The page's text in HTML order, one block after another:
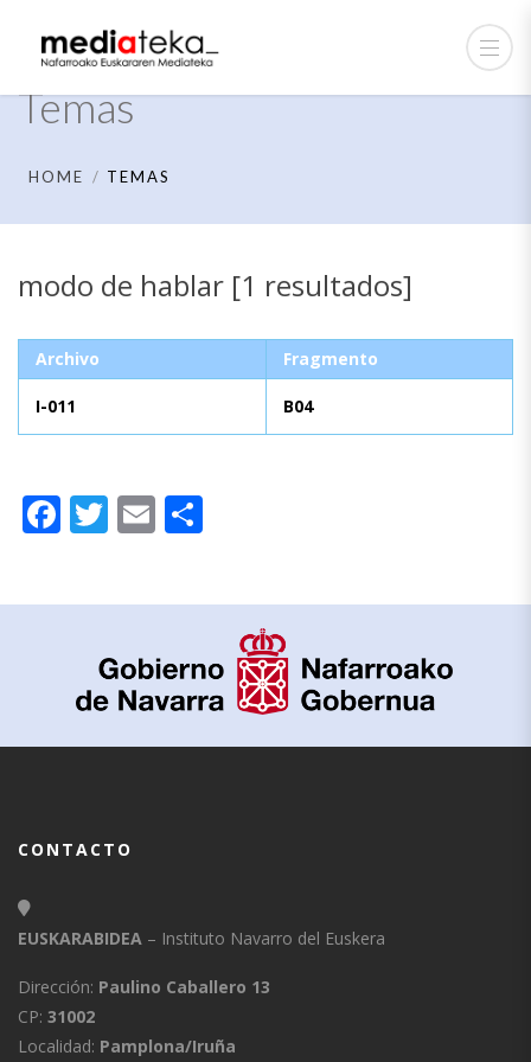
Temas
HOME TEMAS
modo de hablar [1 resultados]
Archivo Fragmento
I-011 B04
Facebook
Twitter
Email
CONTACTO
EUSKARABIDEA – Instituto Navarro del Euskera
Dirección: Paulino Caballero 13
CP: 31002
Localidad: Pamplona/Iruña